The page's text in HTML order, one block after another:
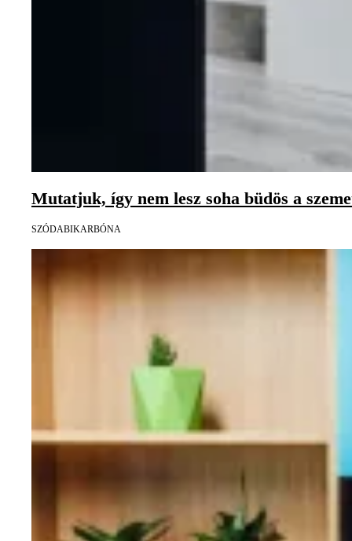
Mutatjuk, így nem lesz soha büdös a
SZÓDABIKARBÓNA